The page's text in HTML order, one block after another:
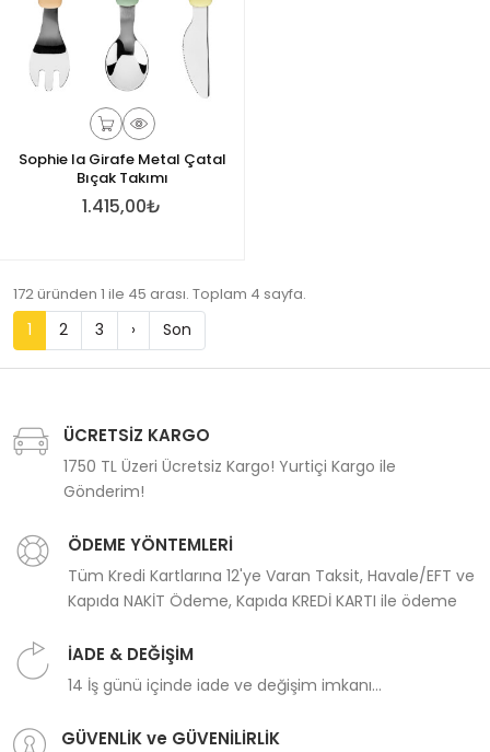
Sophie la Girafe Metal Çatal
Bıçak Takımı
1.415,00₺
172 üründen 1 ile 45 arası. Toplam 4 sayfa.
1 2 3 › Son
ÜCRETSİZ KARGO
1750 TL Üzeri Ücretsiz Kargo! Yurtiçi Kargo ile
Gönderim!
ÖDEME YÖNTEMLERİ
Tüm Kredi Kartlarına 12'ye Varan Taksit, Havale/EFT ve
Kapıda NAKİT Ödeme, Kapıda KREDİ KARTI ile ödeme
İADE & DEĞİŞİM
14 İş günü içinde iade ve değişim imkanı...
GÜVENLİK ve GÜVENİLİRLİK